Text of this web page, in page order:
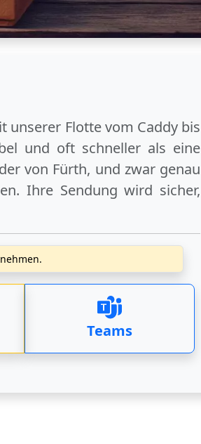
unserer Flotte vom Caddy bis
und oft schneller als eine
von Fürth, und zwar genau
Ihre Sendung wird sicher,
Teams